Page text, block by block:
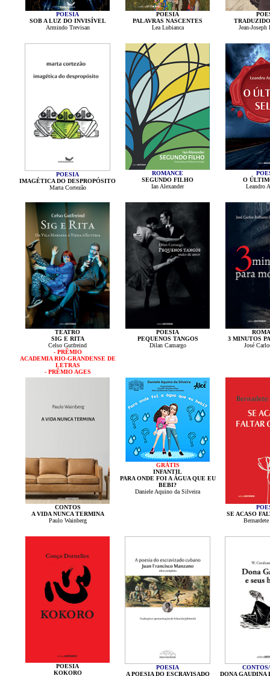
POESIA
SOB A LUZ DO INVISÍVEL
Armindo Trevisan
POESIA
PALAVRAS NASCENTES
Lea Lubianca
Jean-Joseph
POESIA
IMAGÉTICA DO DESPROPÓSITO
Marta Cortezão
ROMANCE
SEGUNDO FILHO
Ian Alexander
O
Leandro
TEATRO
SIG E RITA
Celso Gutfreind
- PRÊMIO
ACADEMIA RIO-GRANDENSE DE
LETRAS
- PRÊMIO AGES
POESIA
PEQUENOS TANGOS
Dilan Camargo
3 MINUTOS
José
CONTOS
A VIDA NUNCA TERMINA
Paulo Wainberg
GRÁTIS
INFANTIL
PARA ONDE FOI A ÁGUA QUE EU
BEBI?
Daniele Aquino da Silveira
SE ACASO
POESIA
KOKORO
POESIA
A POESIA DO ESCRAVISADO
DONA GAUDINA